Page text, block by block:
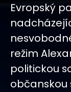
Evropský
režim
politickou
občanskou